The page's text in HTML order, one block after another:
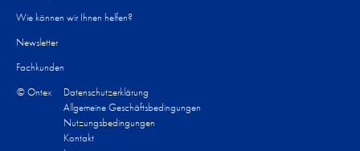
Wie können wir Ihnen helfen?​
Newsletter
Fachkunden
© Ontex
Datenschutzerklärung
Allgemeine Geschäftsbedingungen
Nutzungsbedingungen
Kontakt